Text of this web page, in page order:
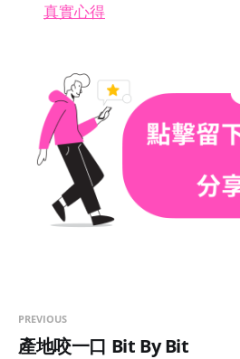
真實心得
PREVIOUS
產地咬一口 Bit By Bit